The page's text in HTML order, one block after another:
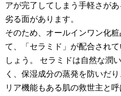
アが完了してしまう手軽さが
劣る面があります。
そのため、オールインワン化
て、「セラミド」が配合され
しょう。 セラミドは自然な潤
く、保湿成分の蒸発を防いだ
リア機能もある肌の救世主と呼